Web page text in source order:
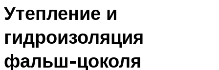
Утепление и
гидроизоляция
фальш-цоколя